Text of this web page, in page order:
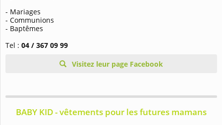
- Mariages
- Communions
- Baptêmes
Tel : 04 / 367 09 99
Visitez leur page Facebook
BABY KID - vêtements pour les futures mamans